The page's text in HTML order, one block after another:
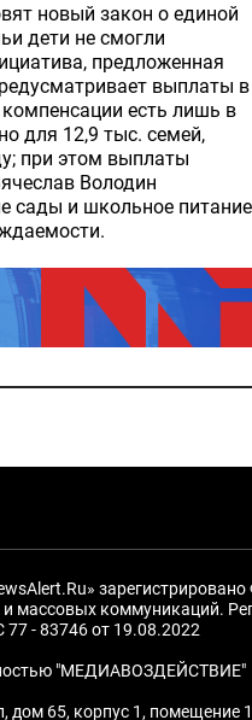
новый закон о единой
дети не смогли
предложенная
выплаты в
есть лишь в
для 12,9 тыс. семей,
при этом выплаты
Володин
сады и школьное питание
массовых коммуникаций.
- 83746 от 19.08.2022
"МЕДИАВОЗДЕЙСТВИЕ"
дом 65, корпус 1, помещение